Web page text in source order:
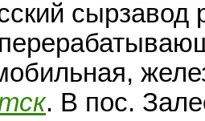
сырзавод
. В пос.